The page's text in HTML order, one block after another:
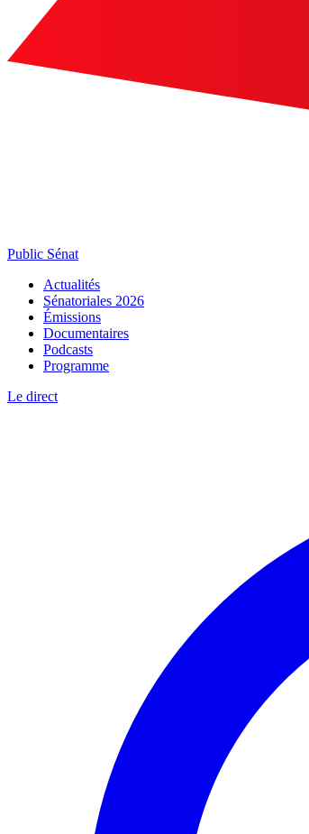
Public Sénat
Actualités
Sénatoriales 2026
Émissions
Documentaires
Podcasts
Programme
Le direct